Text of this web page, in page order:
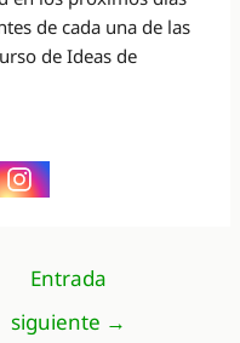
de cada una de las
de Ideas de
Entrada
siguiente →